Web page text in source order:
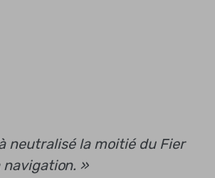
neutralisé la moitié du Fier
navigation. »